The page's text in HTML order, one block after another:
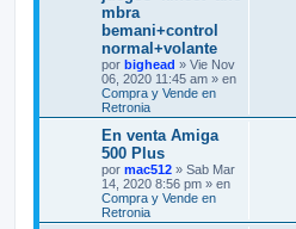
mbra
bemani+control
normal+volante
por bighead » Vie Nov
06, 2020 11:45 am » en
Compra y Vende en
Retronia
En venta Amiga
500 Plus
por mac512 » Sab Mar
14, 2020 8:56 pm » en
Compra y Vende en
Retronia